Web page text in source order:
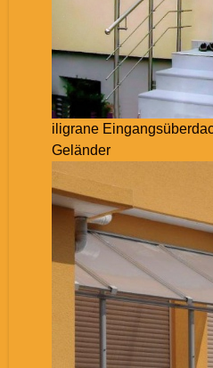
iligrane
Geländer